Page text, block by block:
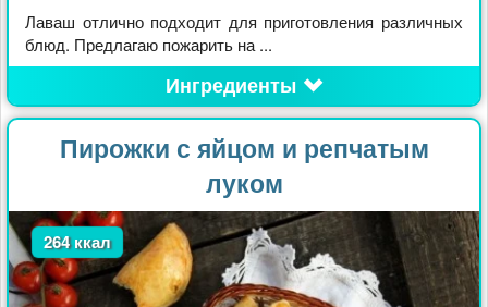
Лаваш отлично подходит для приготовления различных
блюд. Предлагаю пожарить на ...
Ингредиенты
Пирожки с яйцом и репчатым
луком
264 ккал